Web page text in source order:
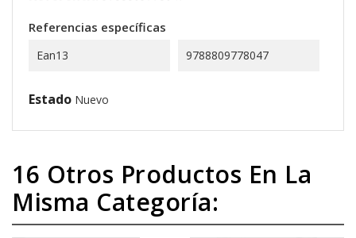
Referencias específicas
Ean13 9788809778047
Estado Nuevo
16 Otros Productos En La
Misma Categoría: